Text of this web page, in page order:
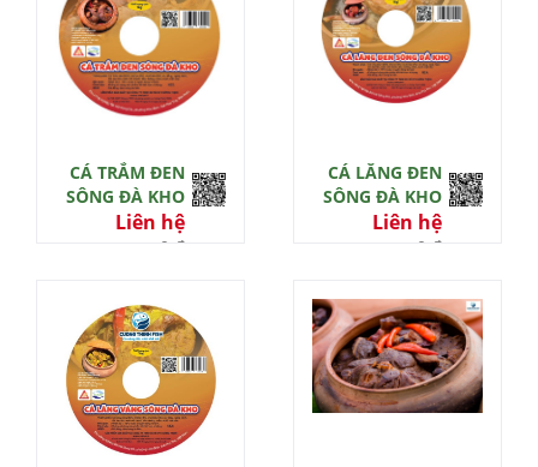
CÁ TRẮM ĐEN
SÔNG ĐÀ KHO
Liên hệ
0 đ
CÁ LĂNG ĐEN
SÔNG ĐÀ KHO
Liên hệ
0 đ